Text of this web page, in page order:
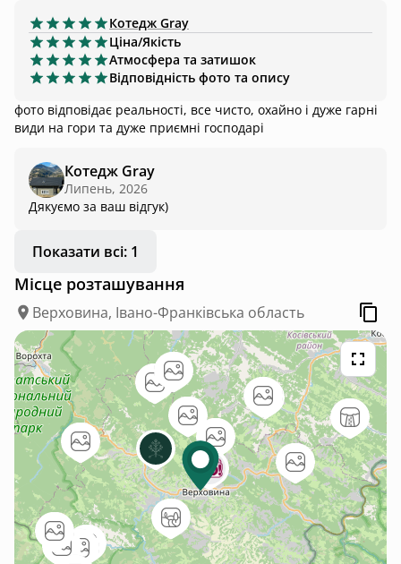
Котедж Gray
Ціна/Якість
Атмосфера та затишок
Відповідність фото та опису
фото відповідає реальності, все чисто, охайно і дуже гарні
види на гори та дуже приємні господарі
Котедж Gray
Липень, 2026
Дякуємо за ваш відгук)
Показати всі: 1
Місце розташування
Верховина, Івано-Франківська область